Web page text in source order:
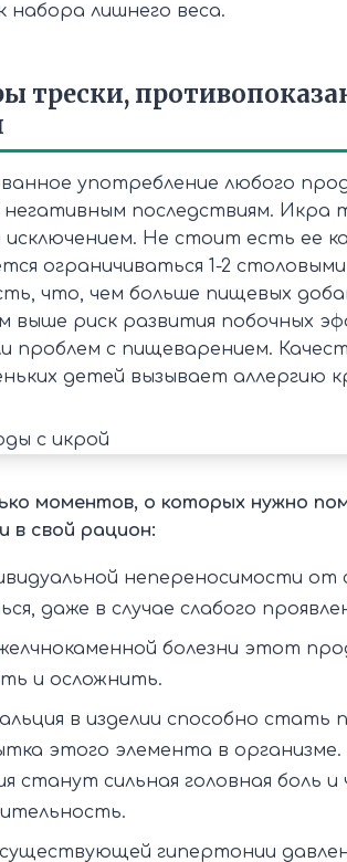
набора лишнего веса.
трески,
употребление любого
негативным последствиям. Икра
исключением. Не стоит есть ее
ограничиваться 1-2
что, чем больше пищевых
выше риск развития побочных
проблем с пищеварением.
детей вызывает аллергию
моментов, о которых нужно
в свой рацион:
непереносимости
даже в случае слабого
болезни этот
и осложнить.
в изделии способно стать
этого элемента в
станут сильная головная боль и
гипертонии